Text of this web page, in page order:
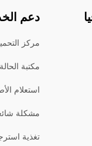
دعم
مركز
مكتبة الحالة
استعلام
مشكلة
تغذية